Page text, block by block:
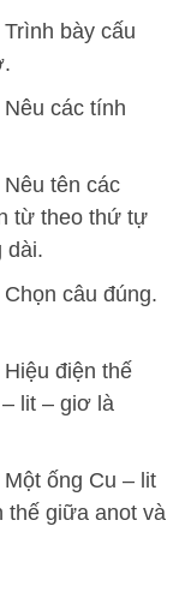
Trình bày cấu
Nêu các tính
Nêu tên các
từ theo thứ tự
dài.
Chọn câu đúng.
Hiệu điện thế
lit – giơ là
Một ống Cu – lit
thế giữa anot và